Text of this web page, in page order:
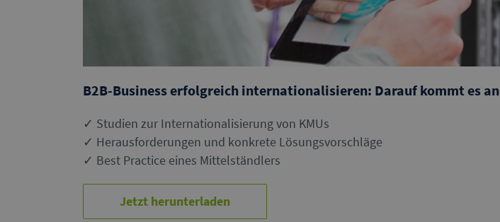
B2B-Business erfolgreich internationalisieren: Darauf kommt es an
✓ Studien zur Internationalisierung von KMUs
✓ Herausforderungen und konkrete Lösungsvorschläge
✓ Best Practice eines Mittelständlers
Jetzt herunterladen